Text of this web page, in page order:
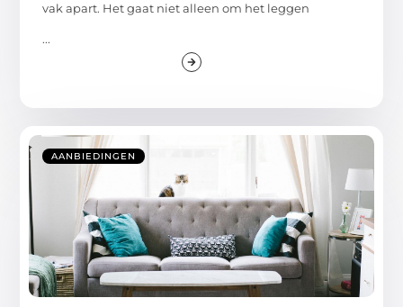
vak apart. Het gaat niet alleen om het leggen
...
AANBIEDINGEN